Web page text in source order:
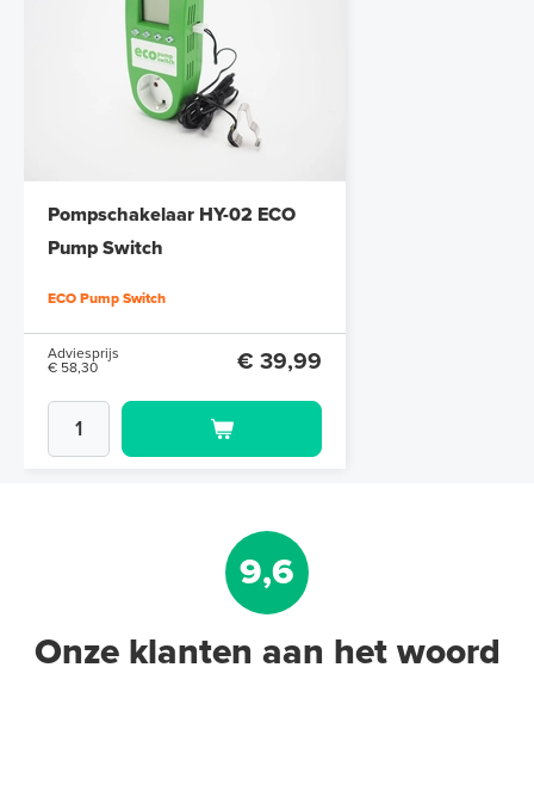
Pompschakelaar HY-02 ECO
Pump Switch
ECO Pump Switch
Adviesprijs
€ 58,30
€ 39,99
9,6
Onze klanten aan het woord